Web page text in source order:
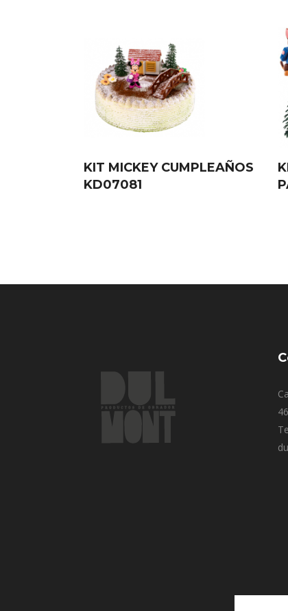
KIT MICKEY CUMPLEAÑOS
KD07081